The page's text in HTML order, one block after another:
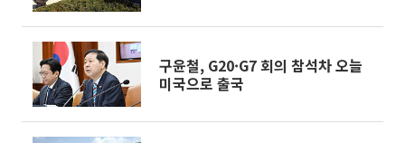
구윤철, G20·G7 회의 참석차 오늘
미국으로 출국